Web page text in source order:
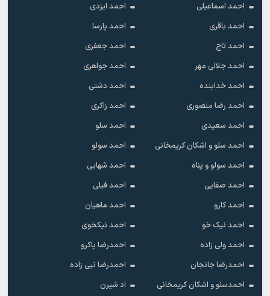
احمد اسماعیلی
احمد ایزدی
احمد باقری
احمد پارسا
احمد تاج
احمد جعفری
احمد جلالی مهر
احمد جواهری
احمد خدابنده
احمد دشتی
احمد رضا منصوری
احمد زاکری
احمد سعیدی
احمد سلو
احمد سلو و اشکان کریمخانی
احمد سولو
احمد سولو و پناه
احمد شهابی
احمد صفایی
احمد فیلی
احمد کارو
احمد ماهیان
احمد نیک خو
احمد نیکخوی
احمد ولی زاده
احمدرضا پاکرو
احمدرضا جانجان
احمدرضا نبی زاده
احمدسلو و اشکان کریمخانی
اد شیرن